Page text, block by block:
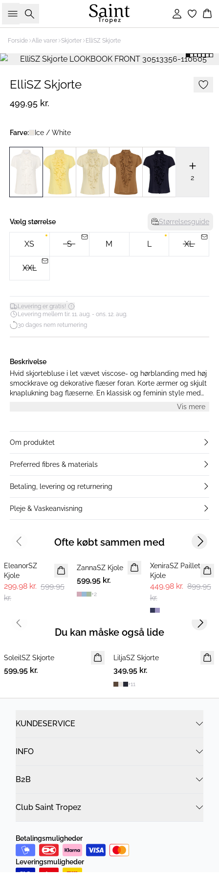
Søg Log ind
Forside Alle varer Skjorter ElliSZ Skjorte
ElliSZ Skjorte
499,95 kr.
Farve: Ice / White
2
Vælg størrelse Størrelsesguide
XS S M L XL
XXL
Levering er gratis!*
Levering mellem tir. 11. aug. - ons. 12. aug.
30 dages nem returnering
Beskrivelse
Hvid skjortebluse i let vævet viscose- og hørblanding med høj
smockkrave og dekorative flæser foran. Korte ærmer og skjult
knaplukning bag flæserne. En klassisk og feminin style med
let figursyet pasform. Modellen er 175 cm høj og iført en str. S.
Vis mere
Om produktet
Preferred fibres & materials
Betaling, levering og returnering
Pleje & Vaskeanvisning
Ofte købt sammen med
-50%
EleanorSZ
Kjole
299,98 kr. 599,95
kr.
ZannaSZ Kjole
599,95 kr.
+2
-50%
XeniraSZ Paillet
Kjole
449,98 kr. 899,95
kr.
Previous slide Next
Du kan måske også lide
NYHED
SoleilSZ Skjorte
599,95 kr.
NYHED
LiljaSZ Skjorte
349,95 kr.
+11
Previous slide Next
KUNDESERVICE
INFO
B2B
Club Saint Tropez
Betalingsmuligheder
Leveringsmuligheder